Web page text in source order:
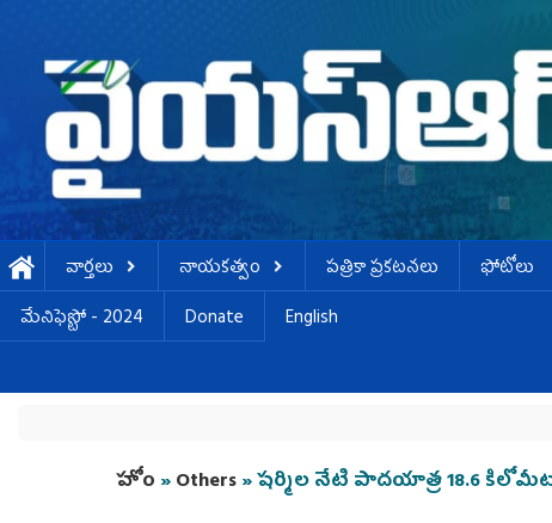
వార్తలు నాయకత్వం పత్రికా ప్రకటనలు ఫోటోలు
మేనిఫెస్టో - 2024
Donate English
You are here
హోం »Others» షర్మిల నేటి పాదయాత్ర 18.6